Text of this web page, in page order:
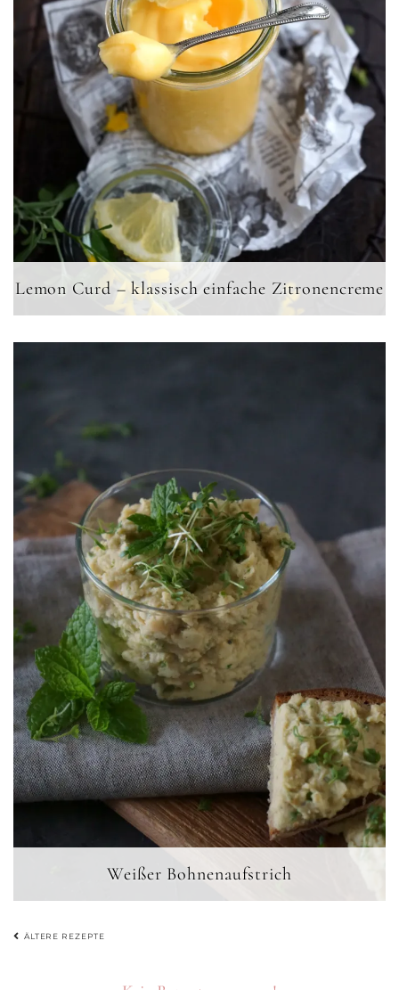
Lemon Curd – klassisch einfache Zitronencreme
Weißer Bohnenaufstrich
BEITRAGSNAVIGATION
ÄLTERE REZEPTE